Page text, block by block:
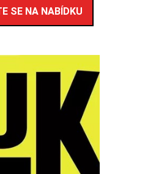
SE NA NABÍDKU